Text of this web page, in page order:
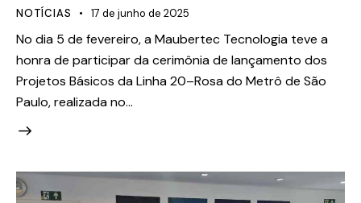
NOTÍCIAS 17 de junho de 2025
No dia 5 de fevereiro, a Maubertec Tecnologia teve a
honra de participar da cerimônia de lançamento dos
Projetos Básicos da Linha 20–Rosa do Metrô de São
Paulo, realizada no…